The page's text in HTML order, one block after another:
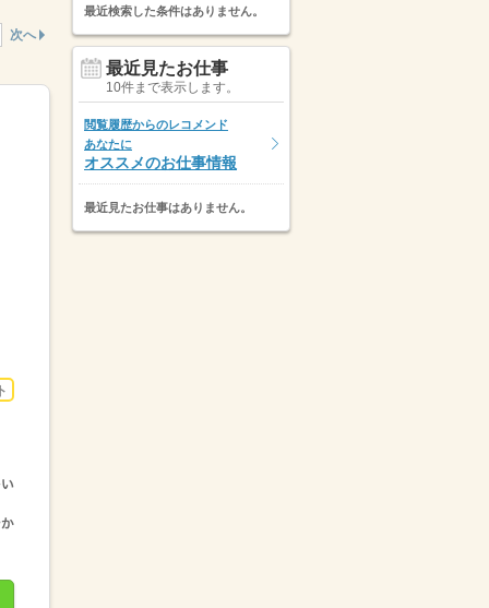
次へ
最近検索した条件はありません。
最近見たお仕事
10件まで表示します。
閲覧履歴からのレコメンド
あなたに
オススメのお仕事情報
最近見たお仕事はありません。